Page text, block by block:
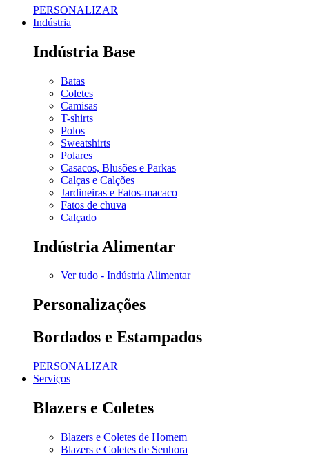
PERSONALIZAR
Indústria
Indústria Base
Batas
Coletes
Camisas
T-shirts
Polos
Sweatshirts
Polares
Casacos, Blusões e Parkas
Calças e Calções
Jardineiras e Fatos-macaco
Fatos de chuva
Calçado
Indústria Alimentar
Ver tudo - Indústria Alimentar
Personalizações
Bordados e Estampados
PERSONALIZAR
Serviços
Blazers e Coletes
Blazers e Coletes de Homem
Blazers e Coletes de Senhora